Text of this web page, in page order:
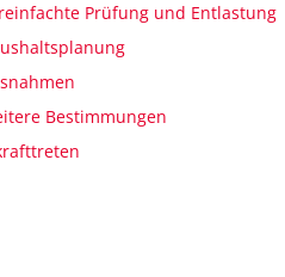
Prüfung und Entlastung
Bestimmungen